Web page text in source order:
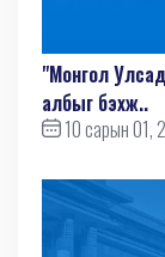
"Монгол
албыг бэхж..
10 сарын 01,